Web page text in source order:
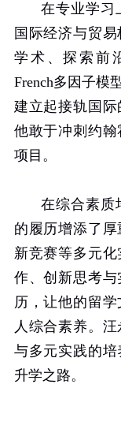
在专业学习
国际经济与贸
学术、探索前
French多因子模
建立起接轨国
他敢于冲刺约
项目。
在综合素质
的履历增添了
新竞赛等多元
作、创新思考
历，让他的留
人综合素养。
与多元实践的
升学之路。